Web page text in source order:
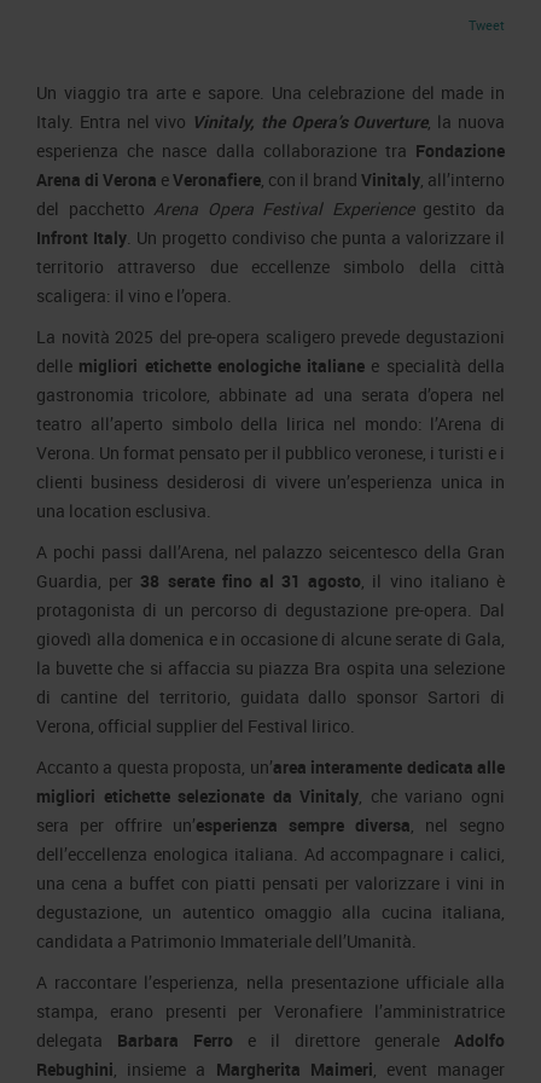
Parità di genere
Modello di Organizzazione, Gestione e Controllo
Codice Etico
Responsabilità Sociale d’Impresa
Responsabilità ambientale
Certificazioni riconosciute
Società trasparente
Compensi Organi Societari
Bilanci Societari
Contatti Ufficio Stampa
Contatti
Tweet
Un viaggio tra arte e sapore. Una celebrazione del made in
Italy. Entra nel vivo Vinitaly, the Opera’s Ouverture, la nuova
esperienza che nasce dalla collaborazione tra Fondazione
Arena di Verona eVeronafiere, con il brand Vinitaly, all’interno
del pacchettoArena Opera Festival Experiencegestito da
Infront Italy. Un progetto condiviso che punta a valorizzare il
territorio attraverso due eccellenze simbolo della città
scaligera: il vino e l’opera.
La novità 2025 del pre-opera scaligero prevede degustazioni
delle migliori etichette enologiche italiane e specialità della
gastronomia tricolore, abbinate ad una serata d’opera nel
teatro all’aperto simbolo della lirica nel mondo: l’Arena di
Verona. Un format pensato per il pubblico veronese, i turisti e i
clienti business desiderosi di vivere un’esperienza unica in
una location esclusiva.
A pochi passi dall’Arena, nel palazzo seicentesco della Gran
Guardia, per 38 serate fino al 31 agosto, il vino italiano è
protagonista di un percorso di degustazione pre-opera. Dal
giovedì alla domenica e in occasione di alcune serate di Gala,
la buvette che si affaccia su piazza Bra ospita una selezione
di cantine del territorio, guidata dallo sponsor Sartori di
Verona, official supplier del Festival lirico.
Accanto a questa proposta, un’area interamente dedicata alle
migliori etichette selezionate da Vinitaly, che variano ogni
sera per offrire un’esperienza sempre diversa, nel segno
dell’eccellenza enologica italiana. Ad accompagnare i calici,
una cena a buffet con piatti pensati per valorizzare i vini in
degustazione, un autentico omaggio alla cucina italiana,
candidata a Patrimonio Immateriale dell’Umanità.
A raccontare l’esperienza, nella presentazione ufficiale alla
stampa, erano presenti per Veronafiere l’amministratrice
delegata Barbara Ferro e il direttore generale Adolfo
Rebughini, insieme a Margherita Maimeri, event manager